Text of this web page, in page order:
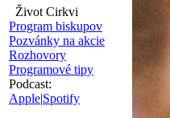
Život Cirkvi
Program biskupov
Pozvánky na akcie
Rozhovory
Programové tipy
Podcast:
Apple|Spotify